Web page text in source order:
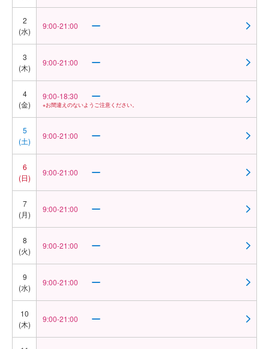
2
(水)
9:00-21:00
3
(木)
9:00-21:00
4
(金)
9:00-18:30
※お間違えのないようご注意ください。
5
(土)
9:00-21:00
6
(日)
9:00-21:00
7
(月)
9:00-21:00
8
(火)
9:00-21:00
9
(水)
9:00-21:00
10
(木)
9:00-21:00